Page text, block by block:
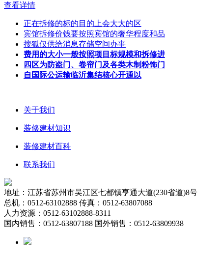
查看详情
正在拆修的标的目的上会大大的区
宾馆拆修价钱要按照宾馆的奢华程度和品
搜狐仅供给消息存储空间办事
费用的大小一般按照项目标规模和拆修进
四区为防盗门、卷帘门及各类木制粉饰门
自国际公运输临沂集结核心开通以
关于我们
装修建材知识
装修建材百科
联系我们
地址：江苏省苏州市吴江区七都镇亨通大道(230省道)8号
总机：0512-63102888 传真：0512-63807088
人力资源：0512-63102888-8311
国内销售：0512-63807188 国外销售：0512-63809938